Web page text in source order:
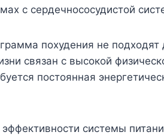
с сердечнососудистой
похудения не подходят
связан с высокой
постоянная
системы